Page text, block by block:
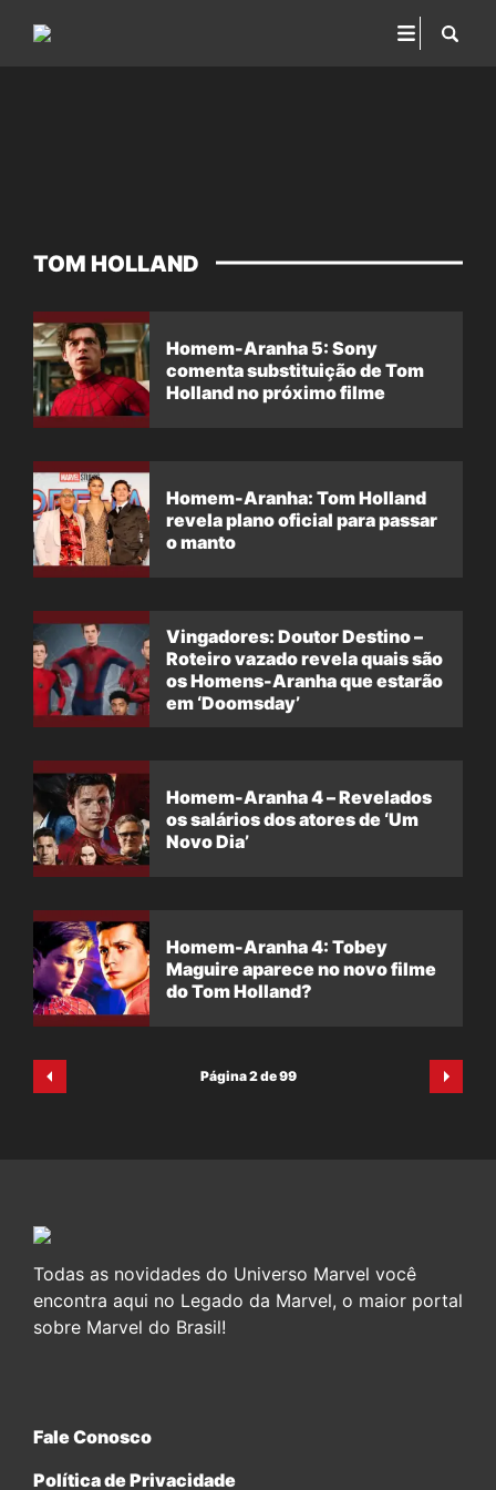
TOM HOLLAND
Homem-Aranha 5: Sony
comenta substituição de Tom
Holland no próximo filme
Homem-Aranha: Tom Holland
revela plano oficial para passar
o manto
Vingadores: Doutor Destino –
Roteiro vazado revela quais são
os Homens-Aranha que estarão
em ‘Doomsday’
Homem-Aranha 4 – Revelados
os salários dos atores de ‘Um
Novo Dia’
Homem-Aranha 4: Tobey
Maguire aparece no novo filme
do Tom Holland?
Página 2 de 99
Todas as novidades do Universo Marvel você
encontra aqui no Legado da Marvel, o maior portal
sobre Marvel do Brasil!
Fale Conosco
Política de Privacidade